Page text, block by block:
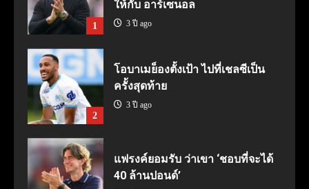
1
ให้กับ อาร์เซนอล
3 ปี ago
2
โอบาเมย็องตั้งเป้า ไปที่เชลซีเป็น
ครั้งสุดท้าย
3 ปี ago
แฟรงค์ยอมรับ ว่าเขา ‘ชอบที่จะได้
40 ล้านปอนด์’